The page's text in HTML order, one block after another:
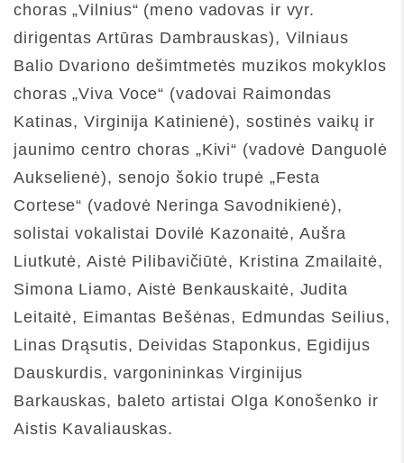
choras „Vilnius“ (meno vadovas ir vyr.
dirigentas Artūras Dambrauskas), Vilniaus
Balio Dvariono dešimtmetės muzikos mokyklos
choras „Viva Voce“ (vadovai Raimondas
Katinas, Virginija Katinienė), sostinės vaikų ir
jaunimo centro choras „Kivi“ (vadovė Danguolė
Aukselienė), senojo šokio trupė „Festa
Cortese“ (vadovė Neringa Savodnikienė),
solistai vokalistai Dovilė Kazonaitė, Aušra
Liutkutė, Aistė Pilibavičiūtė, Kristina Zmailaitė,
Simona Liamo, Aistė Benkauskaitė, Judita
Leitaitė, Eimantas Bešėnas, Edmundas Seilius,
Linas Drąsutis, Deividas Staponkus, Egidijus
Dauskurdis, vargonininkas Virginijus
Barkauskas, baleto artistai Olga Konošenko ir
Aistis Kavaliauskas.